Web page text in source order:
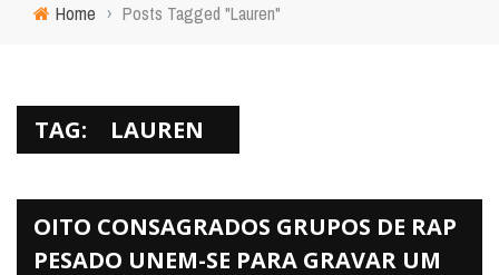
Home › Posts Tagged "Lauren"
TAG: LAUREN
OITO CONSAGRADOS GRUPOS DE RAP
PESADO UNEM-SE PARA GRAVAR UM